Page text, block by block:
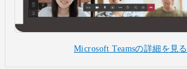
Microsoft Teamsの詳細を見る